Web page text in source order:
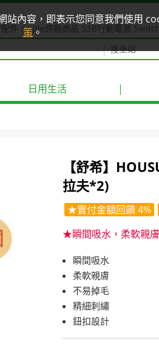
內容，即表示您同意我們使用
策。
件 Apple原廠商品 SSB行動電源
日用生活 |
【舒希】
拉夫*2)
★實付金額回饋 4%
★瞬間吸水，柔軟親膚
瞬間吸水
柔軟親膚
不易掉毛
精細刺繡
鈕扣設計